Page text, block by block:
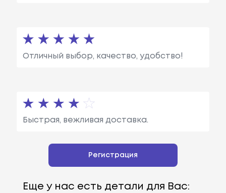
Отличный выбор, качество, удобство!
Быстрая, вежливая доставка.
Регистрация
Еще у нас есть детали для Вас: